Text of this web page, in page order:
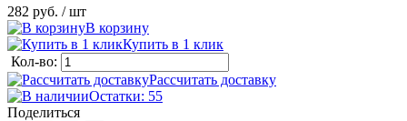
282 руб. / шт
В корзину
Купить в 1 клик
Кол-во:
Рассчитать доставку
Остатки: 55
Поделиться